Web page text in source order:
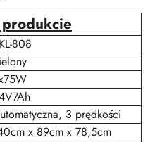
808
3 prędkości
x 89cm x 78,5cm